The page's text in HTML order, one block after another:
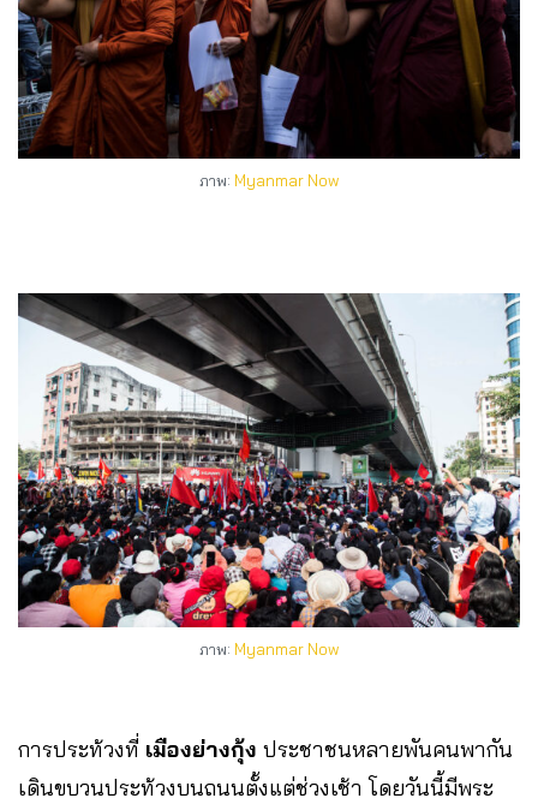
ภาพ: Myanmar Now
ภาพ: Myanmar Now
การประท้วงที่ เมืองย่างกุ้ง ประชาชนหลายพันคนพากัน
เดินขบวนประท้วงบนถนนตั้งแต่ช่วงเช้า โดยวันนี้มีพระ